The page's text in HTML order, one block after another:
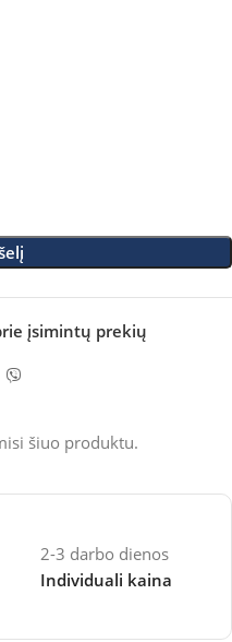
įsimintų prekių
šiuo produktu.
2-3 darbo dienos
Individuali kaina